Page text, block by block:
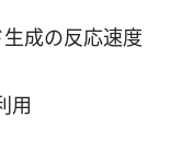
成の反応速度
用